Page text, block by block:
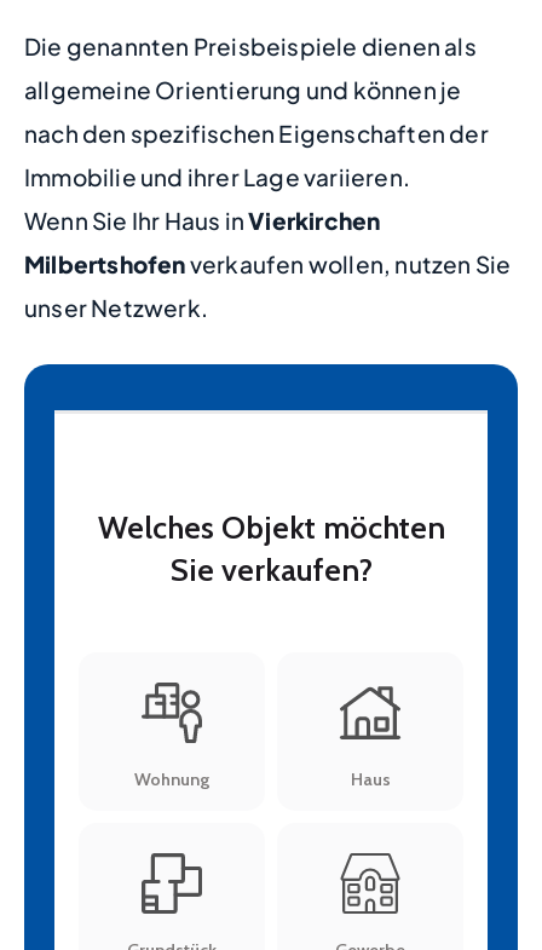
Die genannten Preisbeispiele dienen als
allgemeine Orientierung und können je
nach den spezifischen Eigenschaften der
Immobilie und ihrer Lage variieren.
Wenn Sie Ihr Haus inVierkirchen
Milbertshofenverkaufen wollen, nutzen Sie
unser Netzwerk.